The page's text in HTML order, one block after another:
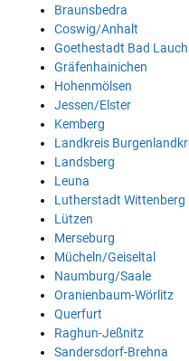
Braunsbedra
Coswig/Anhalt
Goethestadt Bad
Gräfenhainichen
Hohenmölsen
Jessen/Elster
Kemberg
Landkreis
Landsberg
Leuna
Lutherstadt Wittenberg
Lützen
Merseburg
Mücheln/Geiseltal
Naumburg/Saale
Oranienbaum-Wörlitz
Querfurt
Raghun-Jeßnitz
Sandersdorf-Brehna